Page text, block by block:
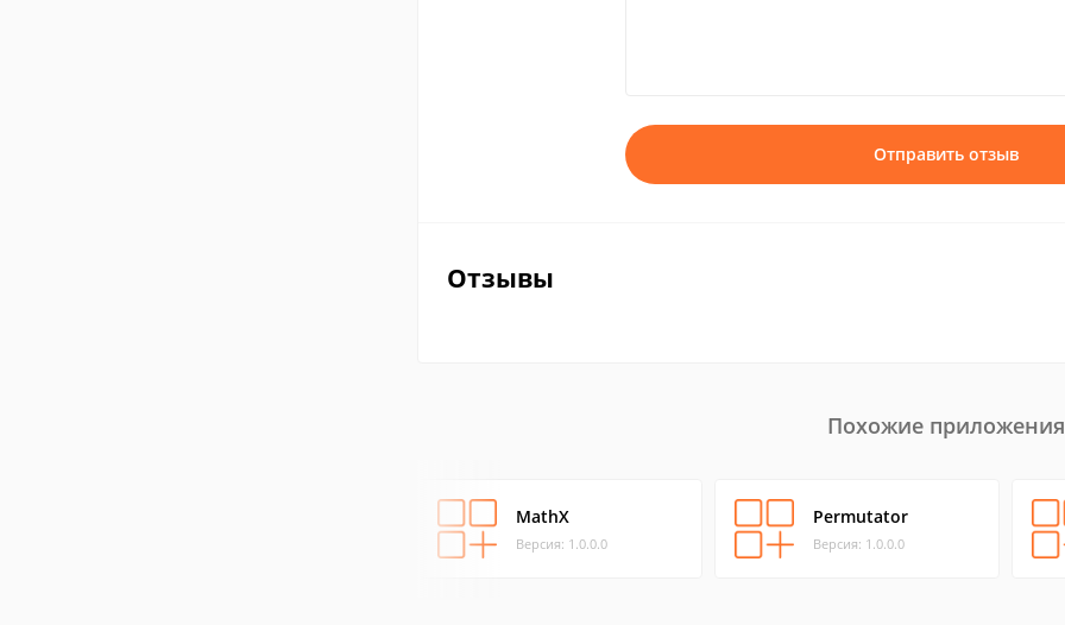
Отправить отзыв
Отзывы
Похожие приложения
MathX
Версия: 1.0.0.0
Permutator
Версия: 1.0.0.0